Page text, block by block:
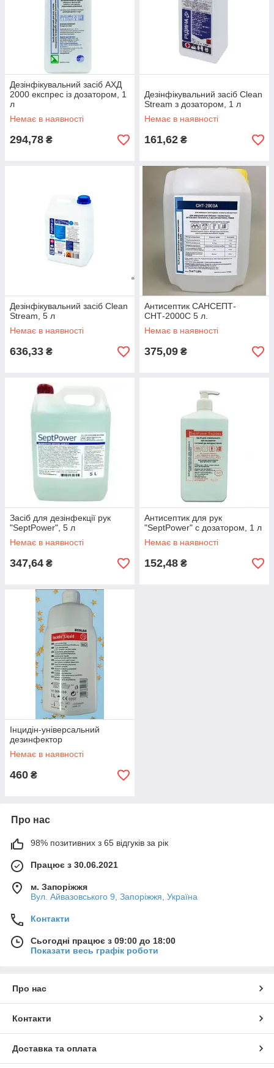
Дезінфікувальний засіб АХД
2000 експрес із дозатором, 1
л
Немає в наявності
294,78 ₴
Дезінфікувальний засіб Clean
Stream з дозатором, 1 л
Немає в наявності
161,62 ₴
Дезінфікувальний засіб Clean
Stream, 5 л
Немає в наявності
636,33 ₴
Антисептик САНСЕПТ-
СНТ-2000С 5 л.
Немає в наявності
375,09 ₴
Засіб для дезінфекції рук
"SeptPower", 5 л
Немає в наявності
347,64 ₴
Антисептик для рук
"SeptPower" с дозатором, 1 л
Немає в наявності
152,48 ₴
Інцидін-універсальний
дезинфектор
Немає в наявності
460 ₴
Про нас
98% позитивних з 65 відгуків за рік
Працює з 30.06.2021
м. Запоріжжя
Вул. Айвазовського 9, Запоріжжя, Україна
Контакти
Сьогодні працює з 09:00 до 18:00
Показати весь графік роботи
Про нас
Контакти
Доставка та оплата